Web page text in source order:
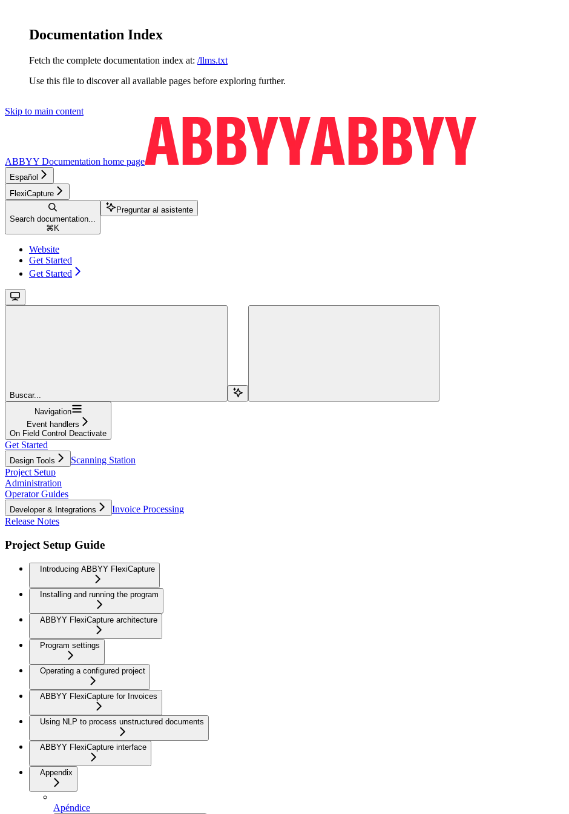
Documentation Index
Fetch the complete documentation index at: /llms.txt
Use this file to discover all available pages before exploring further.
Skip to main content
ABBYY Documentation home page
Español
FlexiCapture
Search documentation...
⌘ K
Preguntar al asistente
Website
Get Started
Get Started
Buscar...
Navigation
Event handlers
On Field Control Deactivate
Get Started
Design Tools
Scanning Station
Project Setup
Administration
Operator Guides
Developer & Integrations
Invoice Processing
Release Notes
Project Setup Guide
Introducing ABBYY FlexiCapture
Installing and running the program
ABBYY FlexiCapture architecture
Program settings
Operating a configured project
ABBYY FlexiCapture for Invoices
Using NLP to process unstructured documents
ABBYY FlexiCapture interface
Appendix
Apéndice